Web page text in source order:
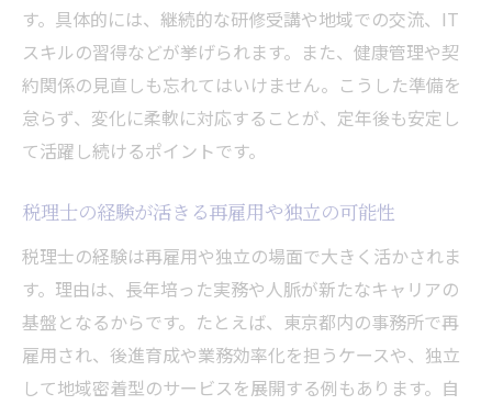
税理士と税務署の役割の違いを理解する
税理士相談と税務署相談のメリット比較
どんな時に税理士へ相談すべきかの判断基
準
税理士が提供できる専門的サポートの特徴
税理士と税務署を使い分ける賢い相談方法
ダメな税理士と良い税理士の特徴を比較
良い税理士とダメな税理士の見極め方解説
ダメな税理士にありがちな対応の特徴
信頼できる税理士に共通する姿勢と対応力
す。具体的には、継続的な研修受講や地域での交流、IT
スキルの習得などが挙げられます。また、健康管理や契
約関係の見直しも忘れてはいけません。こうした準備を
怠らず、変化に柔軟に対応することが、定年後も安定し
て活躍し続けるポイントです。
税理士の経験が活きる再雇用や独立の可能性
税理士の経験は再雇用や独立の場面で大きく活かされま
す。理由は、長年培った実務や人脈が新たなキャリアの
基盤となるからです。たとえば、東京都内の事務所で再
雇用され、後進育成や業務効率化を担うケースや、独立
して地域密着型のサービスを展開する例もあります。自